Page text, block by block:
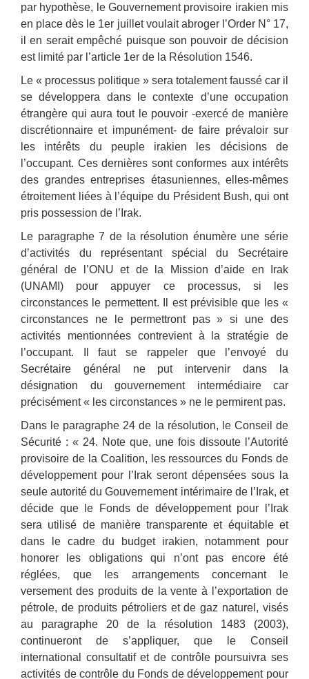
par hypothèse, le Gouvernement provisoire irakien mis
en place dès le 1er juillet voulait abroger l’Order N° 17,
il en serait empêché puisque son pouvoir de décision
est limité par l’article 1er de la Résolution 1546.
Le « processus politique » sera totalement faussé car il
se développera dans le contexte d’une occupation
étrangère qui aura tout le pouvoir -exercé de manière
discrétionnaire et impunément- de faire prévaloir sur
les intérêts du peuple irakien les décisions de
l’occupant. Ces dernières sont conformes aux intérêts
des grandes entreprises étasuniennes, elles-mêmes
étroitement liées à l’équipe du Président Bush, qui ont
pris possession de l’Irak.
Le paragraphe 7 de la résolution énumère une série
d’activités du représentant spécial du Secrétaire
général de l’ONU et de la Mission d’aide en Irak
(UNAMI) pour appuyer ce processus, si les
circonstances le permettent. Il est prévisible que les «
circonstances ne le permettront pas » si une des
activités mentionnées contrevient à la stratégie de
l’occupant. Il faut se rappeler que l’envoyé du
Secrétaire général ne put intervenir dans la
désignation du gouvernement intermédiaire car
précisément « les circonstances » ne le permirent pas.
Dans le paragraphe 24 de la résolution, le Conseil de
Sécurité : « 24. Note que, une fois dissoute l’Autorité
provisoire de la Coalition, les ressources du Fonds de
développement pour l’Irak seront dépensées sous la
seule autorité du Gouvernement intérimaire de l’Irak, et
décide que le Fonds de développement pour l’Irak
sera utilisé de manière transparente et équitable et
dans le cadre du budget irakien, notamment pour
honorer les obligations qui n’ont pas encore été
réglées, que les arrangements concernant le
versement des produits de la vente à l’exportation de
pétrole, de produits pétroliers et de gaz naturel, visés
au paragraphe 20 de la résolution 1483 (2003),
continueront de s’appliquer, que le Conseil
international consultatif et de contrôle poursuivra ses
activités de contrôle du Fonds de développement pour